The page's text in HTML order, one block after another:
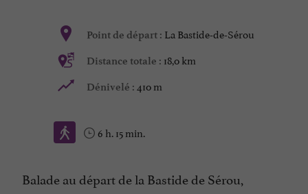
Point de départ : La Bastide-de-Sérou
Distance totale : 18,0 km
Dénivelé : 410 m
6 h. 15 min.
Balade au départ de la Bastide de Sérou,